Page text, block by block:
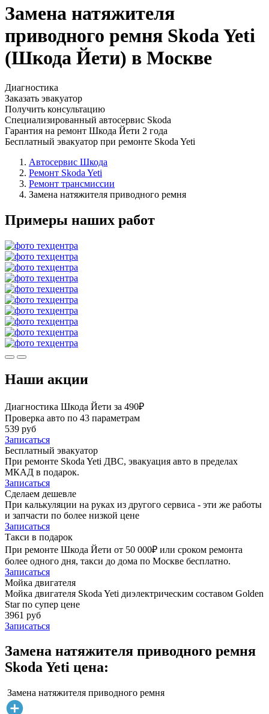
Замена натяжителя
приводного ремня Skoda Yeti
(Шкода Йети) в Москве
Диагностика
Заказать эвакуатор
Получить консультацию
Специализированный автосервис Skoda
Гарантия на ремонт Шкода Йети 2 года
Бесплатный эвакуатор при ремонте Skoda Yeti
Автосервис Шкода
Ремонт Skoda Yeti
Ремонт трансмиссии
Замена натяжителя приводного ремня
Примеры наших работ
Наши акции
Диагностика Шкода Йети за 490₽
Проверка авто по 43 параметрам
539 руб
Записаться
Бесплатный эвакуатор
При ремонте Skoda Yeti ДВС, эвакуация авто в пределах
МКАД в подарок.
Записаться
Сделаем дешевле
При калькуляции на руках из другого сервиса - эти же работы
и запчасти по более низкой цене
Записаться
Такси в подарок
При ремонте Шкода Йети от 50 000₽ или сроком ремонта
более одного дня, такси до дома по Москве бесплатно.
Записаться
Мойка двигателя
Мойка двигателя Skoda Yeti диэлектрическим составом Golden
Star по супер цене
3961 руб
Записаться
Замена натяжителя приводного ремня
Skoda Yeti цена:
Замена натяжителя приводного ремня